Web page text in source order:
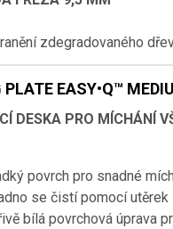
zdegradovaného
EASY•Q™
DESKA PRO MÍCHÁNÍ
povrch pro snadné
se čistí pomocí utěrek
bílá povrchová úprava